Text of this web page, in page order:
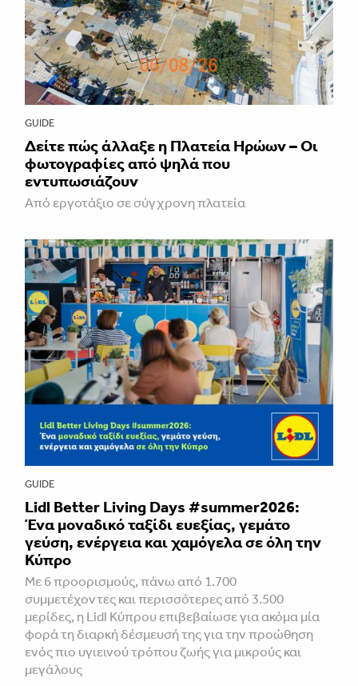
GUIDE
Δείτε πώς άλλαξε η Πλατεία Ηρώων – Οι
φωτογραφίες από ψηλά που
εντυπωσιάζουν
Από εργοτάξιο σε σύγχρονη πλατεία
GUIDE
Lidl Better Living Days #summer2026:
Ένα μοναδικό ταξίδι ευεξίας, γεμάτο
γεύση, ενέργεια και χαμόγελα σε όλη την
Κύπρο
Με 6 προορισμούς, πάνω από 1.700
συμμετέχοντες και περισσότερες από 3.500
μερίδες, η Lidl Κύπρου επιβεβαίωσε για ακόμα μία
φορά τη διαρκή δέσμευσή της για την προώθηση
ενός πιο υγιεινού τρόπου ζωής για μικρούς και
μεγάλους